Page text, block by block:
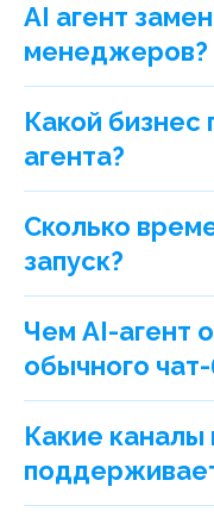
AI агент
менеджеров?
Какой бизнес
агента?
Сколько
запуск?
Чем AI-агент
обычного
Какие каналы